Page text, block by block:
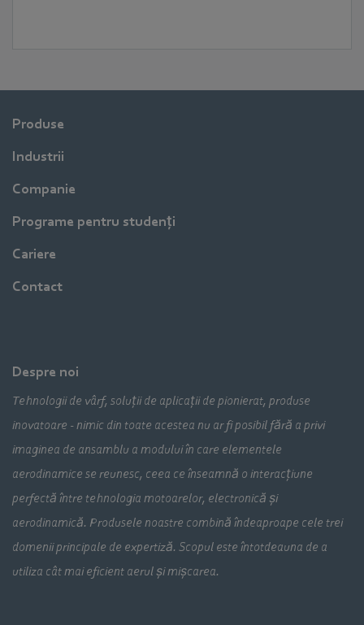
Produse
Industrii
Companie
Programe pentru studenți
Cariere
Contact
Despre noi
Tehnologii de vârf, soluții de aplicații de pionierat, produse
inovatoare - nimic din toate acestea nu ar fi posibil fără a privi
imaginea de ansamblu a modului în care elementele
aerodinamice se reunesc, ceea ce înseamnă o interacțiune
perfectă între tehnologia motoarelor, electronică și
aerodinamică. Produsele noastre combină îndeaproape cele trei
domenii principale de expertiză. Scopul este întotdeauna de a
utiliza cât mai eficient aerul și mișcarea.